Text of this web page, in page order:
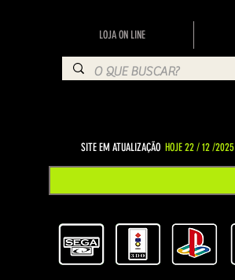
LOJA ON LINE
SITE EM ATUALIZAÇÃO HOJE 22 / 12 /2025